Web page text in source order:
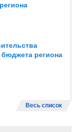
региона
Весь список